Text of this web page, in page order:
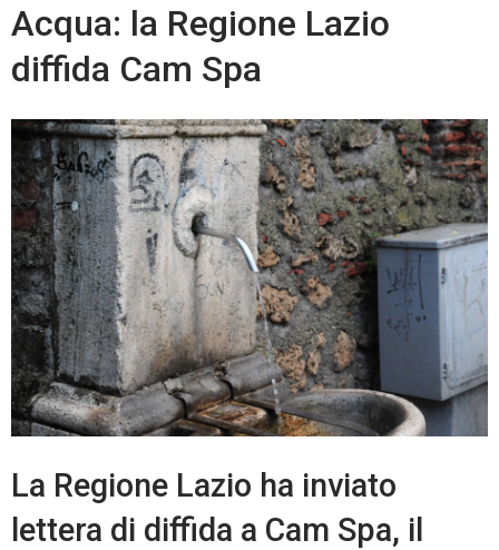
Acqua: la Regione Lazio
diffida Cam Spa
La Regione Lazio ha inviato
lettera di diffida a Cam Spa, il